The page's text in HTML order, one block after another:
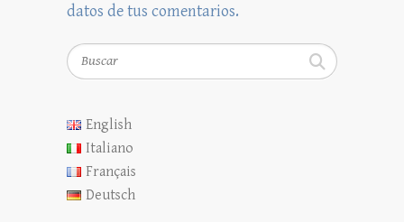
datos de tus comentarios.
Buscar
English
Italiano
Français
Deutsch